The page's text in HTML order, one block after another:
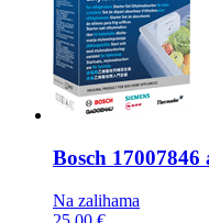
Bosch
Na zalihama